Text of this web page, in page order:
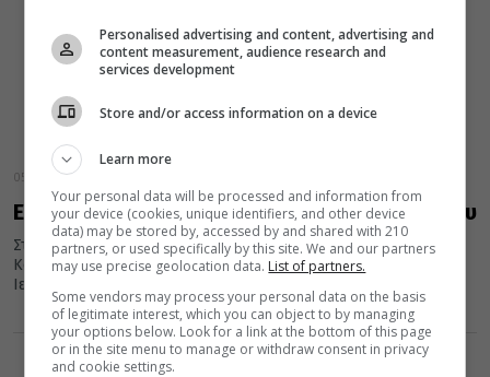
05 Ιανουαρίου 2026
Εορτή για τα παιδιά στη Μητρόπολη Κορίνθου
Στο Συνεδριακό Κέντρο «Ο ΑΠΟΣΤΟΛΟΣ ΠΑΥΛΟΣ» στην Αρχαία
Κόρινθο, πραγματοποιήθηκε η εκδήλωση για τα παιδιά των
Ιερέων και των...
Personalised advertising and content, advertising and
content measurement, audience research and
services development
Store and/or access information on a device
Learn more
Your personal data will be processed and information from
your device (cookies, unique identifiers, and other device
data) may be stored by, accessed by and shared with 210
partners, or used specifically by this site. We and our partners
may use precise geolocation data. List of partners.
Some vendors may process your personal data on the basis
of legitimate interest, which you can object to by managing
your options below. Look for a link at the bottom of this page
or in the site menu to manage or withdraw consent in privacy
and cookie settings.